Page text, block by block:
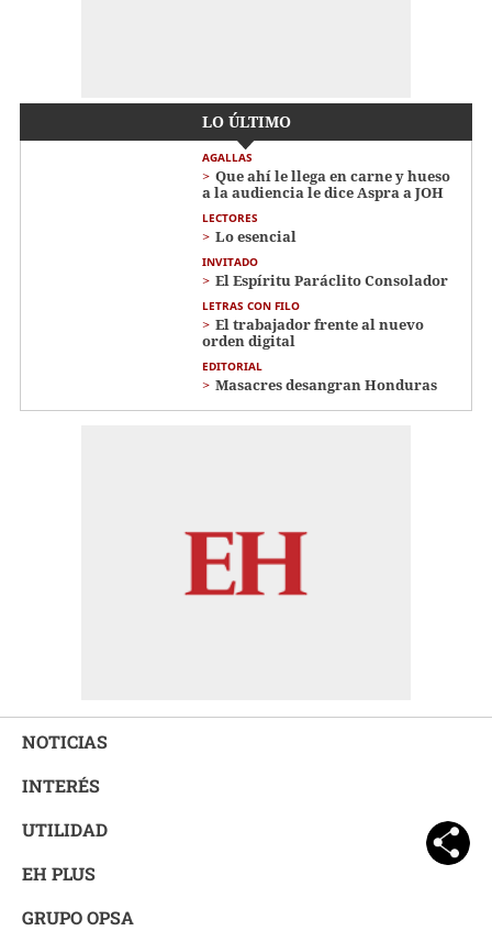
LO ÚLTIMO
AGALLAS
Que ahí le llega en carne y hueso
a la audiencia le dice Aspra a JOH
LECTORES
Lo esencial
INVITADO
El Espíritu Paráclito Consolador
LETRAS CON FILO
El trabajador frente al nuevo
orden digital
EDITORIAL
Masacres desangran Honduras
NOTICIAS
INTERÉS
UTILIDAD
EH PLUS
GRUPO OPSA